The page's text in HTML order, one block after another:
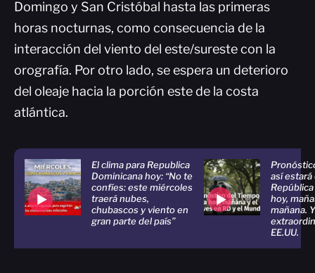
Domingo y San Cristóbal hasta las primeras
horas nocturnas, como consecuencia de la
interacción del viento del este/sureste con la
orografía. Por otro lado, se espera un deterioro
del oleaje hacia la porción este de la costa
atlántica.
El clima para Republica
Dominicana hoy: “No te
confíes: este miércoles
traerá nubes,
chubascos y viento en
gran parte del país”
así
hoy,
mañana.
EE.UU.